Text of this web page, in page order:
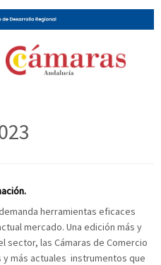
herramientas eficaces
mercado. Una edición más y
sector, las Cámaras de Comercio
más actuales instrumentos que